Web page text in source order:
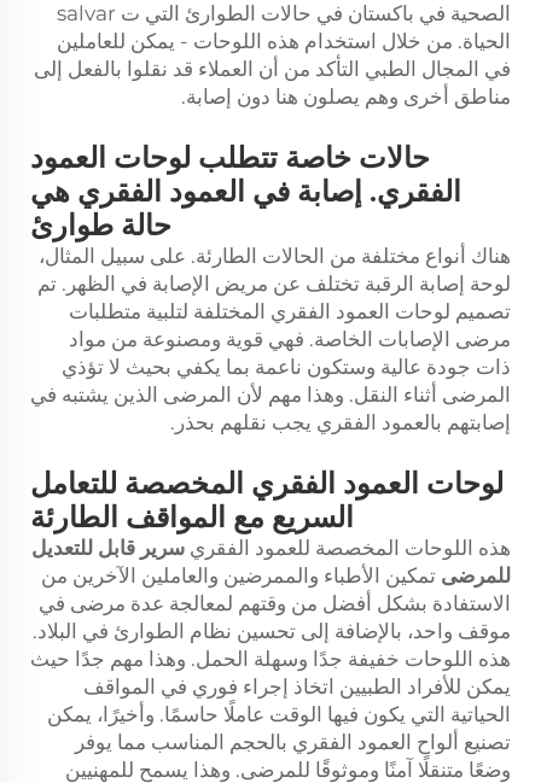
الصحية في باكستان في حالات الطوارئ التي ت salvar
الحياة. من خلال استخدام هذه اللوحات - يمكن للعاملين
في المجال الطبي التأكد من أن العملاء قد نقلوا بالفعل إلى
مناطق أخرى وهم يصلون هنا دون إصابة.
حالات خاصة تتطلب لوحات العمود
الفقري. إصابة في العمود الفقري هي
حالة طوارئ
هناك أنواع مختلفة من الحالات الطارئة. على سبيل المثال،
لوحة إصابة الرقبة تختلف عن مريض الإصابة في الظهر. تم
تصميم لوحات العمود الفقري المختلفة لتلبية متطلبات
مرضى الإصابات الخاصة. فهي قوية ومصنوعة من مواد
ذات جودة عالية وستكون ناعمة بما يكفي بحيث لا تؤذي
المرضى أثناء النقل. وهذا مهم لأن المرضى الذين يشتبه في
إصابتهم بالعمود الفقري يجب نقلهم بحذر.
لوحات العمود الفقري المخصصة للتعامل
السريع مع المواقف الطارئة
هذه اللوحات المخصصة للعمود الفقري سرير قابل للتعديل
للمرضى تمكين الأطباء والممرضين والعاملين الآخرين من
الاستفادة بشكل أفضل من وقتهم لمعالجة عدة مرضى في
موقف واحد، بالإضافة إلى تحسين نظام الطوارئ في البلاد.
هذه اللوحات خفيفة جدًا وسهلة الحمل. وهذا مهم جدًا حيث
يمكن للأفراد الطبيين اتخاذ إجراء فوري في المواقف
الحياتية التي يكون فيها الوقت عاملًا حاسمًا. وأخيرًا، يمكن
تصنيع ألواح العمود الفقري بالحجم المناسب مما يوفر
وضعًا متنقلًا آمنًا وموثوقًا للمرضى. وهذا يسمح للمهنيين